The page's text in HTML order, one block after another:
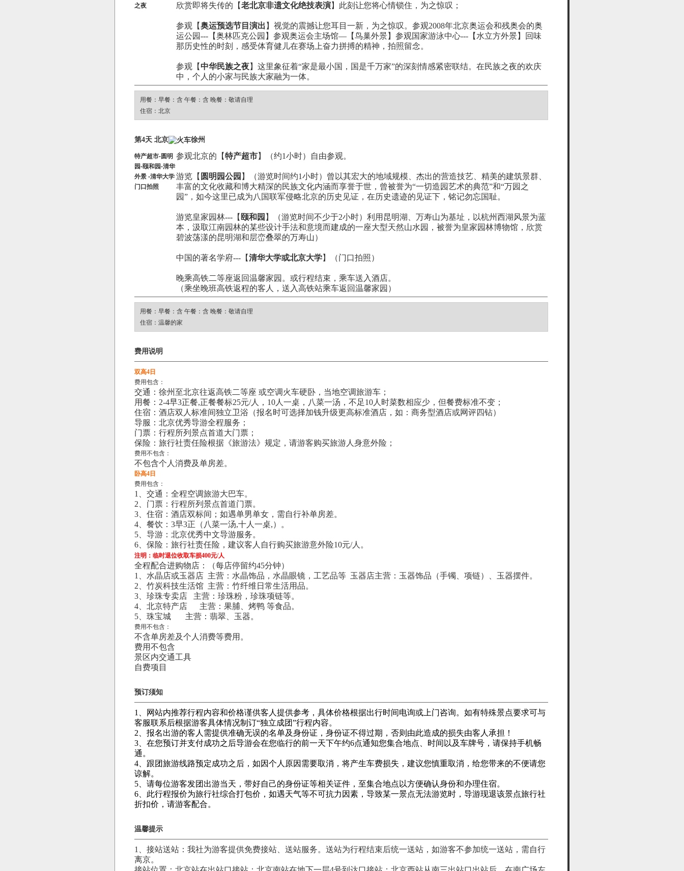
之夜
欣赏即将失传的【老北京非遗文化绝技表演】此刻让您将心情锁住，为之惊叹；
参观【奥运预选节目演出 】视觉的震撼让您耳目一新，为之惊叹。参观2008年北京奥运会和残奥会的奥
运公园---【奥林匹克公园】参观奥运会主场馆—【鸟巢外景】参观国家游泳中心---【水立方外景】回味
那历史性的时刻，感受体育健儿在赛场上奋力拼搏的精神，拍照留念。
参观【 中华民族之夜】这里象征着“家是最小国，国是千万家”的深刻情感紧密联结。在民族之夜的欢庆
中，个人的小家与民族大家融为一体。
用餐：早餐：含 午餐：含 晚餐：敬请自理
住宿：北京
第4天 北京 徐州
特产超市-圆明
园-颐和园-清华
外景 -清华大学
门口拍照
参观北京的【特产超市】（约1小时）自由参观。
游览【 圆明园公园 】（游览时间约1小时）曾以其宏大的地域规模、杰出的营造技艺、精美的建筑景群、
丰富的文化收藏和博大精深的民族文化内涵而享誉于世，曾被誉为“一切造园艺术的典范”和“万园之
园”，如今这里已成为八国联军侵略北京的历史见证，在历史遗迹的见证下，铭记勿忘国耻。
游览皇家园林---【 颐和园 】（游览时间不少于2小时）利用昆明湖、万寿山为基址，以杭州西湖风景为蓝
本，汲取江南园林的某些设计手法和意境而建成的一座大型天然山水园，被誉为皇家园林博物馆，欣赏
碧波荡漾的昆明湖和层峦叠翠的万寿山）
中国的著名学府---【清华大学或北京大学】（门口拍照）
晚乘高铁二等座返回温馨家园。或行程结束，乘车送入酒店。
（乘坐晚班高铁返程的客人，送入高铁站乘车返回温馨家园）
用餐：早餐：含 午餐：含 晚餐：敬请自理
住宿：温馨的家
费用说明
双高4日
费用包含：
交通：徐州至北京往返高铁二等座 或空调火车硬卧，当地空调旅游车；
用餐：2-4早3正餐,正餐餐标25元/人，10人一桌，八菜一汤，不足10人时菜数相应少，但餐费标准不变；
住宿：酒店双人标准间独立卫浴（报名时可选择加钱升级更高标准酒店，如：商务型酒店或网评四钻）
导服：北京优秀导游全程服务；
门票：行程所列景点首道大门票；
保险：旅行社责任险根据《旅游法》规定，请游客购买旅游人身意外险；
费用不包含：
不包含个人消费及单房差。
卧高4日
费用包含：
1、交通：全程空调旅游大巴车。
2、门票：行程所列景点首道门票。
3、住宿：酒店双标间；如遇单男单女，需自行补单房差。
4、餐饮：3早3正（八菜一汤,十人一桌,）。
5、导游：北京优秀中文导游服务。
6、保险：旅行社责任险，建议客人自行购买旅游意外险10元/人。
注明：临时退位收取车损400元/人
全程配合进购物店：
（每店停留约45分钟）
1、水晶店或玉器店 主营：水晶饰品，水晶眼镜，工艺品等 玉器店主营：玉器饰品（手镯、项链）、玉器摆件。
2、竹炭科技生活馆 主营：竹纤维日常生活用品。
3、珍珠专卖店 主营：珍珠粉，珍珠项链等。
4、北京特产店 主营：果脯、烤鸭 等食品。
5、珠宝城 主营：翡翠、玉器。
费用不包含：
不含单房差及个人消费等费用。
费用不包含
景区内交通工具
自费项目
预订须知
1、网站内推荐行程内容和价格谨供客人提供参考，具体价格根据出行时间电询或上门咨询。如有特殊景点要求可与
客服联系后根据游客具体情况制订“独立成团”行程内容。
2、报名出游的客人需提供准确无误的名单及身份证，身份证不得过期，否则由此造成的损失由客人承担！
3、在您预订并支付成功之后导游会在您临行的前一天下午约6点通知您集合地点、时间以及车牌号，请保持手机畅
通。
4、跟团旅游线路预定成功之后，如因个人原因需要取消，将产生车费损失，建议您慎重取消，给您带来的不便请您
谅解。
5、请每位游客发团出游当天，带好自己的身份证等相关证件，至集合地点以方便确认身份和办理住宿。
6、此行程报价为旅行社综合打包价，如遇天气等不可抗力因素，导致某一景点无法游览时，导游现退该景点旅行社
折扣价，请游客配合。
温馨提示
1、接站送站：我社为游客提供免费接站、送站服务。送站为行程结束后统一送站，如游客不参加统一送站，需自行
离京。